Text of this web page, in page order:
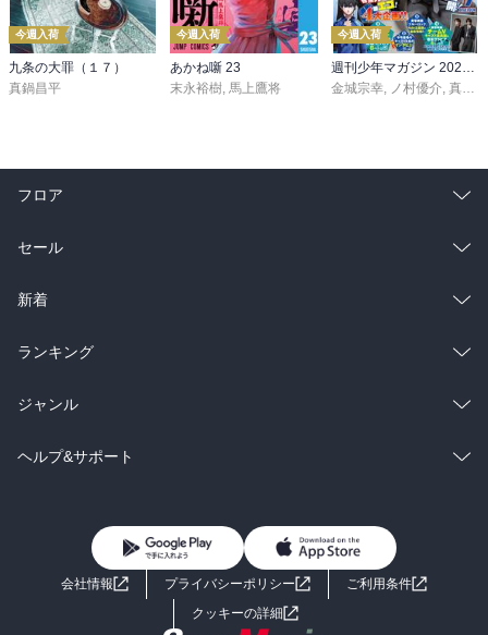
今週入荷
九条の大罪（１７）
真鍋昌平
今週入荷
あかね噺 23
末永裕樹 馬上鷹将
今週入荷
金城宗幸
ノ村優介 真島ヒロ
フロア
総合
ラノベ
雑誌・グラビア
BL・TL
セール
総合
ラノベ
雑誌・グラビア
BL・TL
新着
総合
ラノベ
雑誌・グラビア
ランキング
総合
ラノベ
ジャンル
コミック
ライトノベル 男子向けラノベ
小説
ヘルプ&サポート
よくあるご質問 お問い合わせ
会社情報 プライバシーポリシー
ご利用条件
クッキーの詳細